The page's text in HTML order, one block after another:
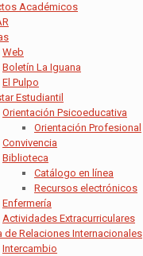
Académicos
Web
Boletín La Iguana
El Pulpo
Estudiantil
Orientación Psicoeducativa
Orientación Profesional
Convivencia
Biblioteca
Catálogo en línea
Recursos electrónicos
Enfermería
Actividades Extracurriculares
de Relaciones Internacionales
Intercambio